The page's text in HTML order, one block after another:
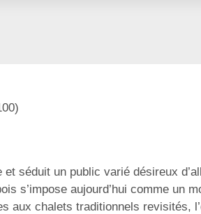
séduit un public varié désireux
s’impose aujourd’hui comme un
chalets traditionnels revisités,